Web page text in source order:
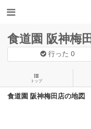
食道園 阪神梅
行った0
トップ
食道園 阪神梅田店の地図